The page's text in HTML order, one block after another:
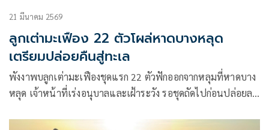
21 มีนาคม 2569
ลูกเต่ามะเฟือง 22 ตัวโผล่หาดบางหลุด
เตรียมปล่อยคืนสู่ทะเล
พังงาพบลูกเต่ามะเฟืองชุดแรก 22 ตัวฟักออกจากหลุมที่หาดบาง
หลุด เจ้าหน้าที่เร่งอนุบาลและเฝ้าระวัง รอชุดถัดไปก่อนปล่อยลง